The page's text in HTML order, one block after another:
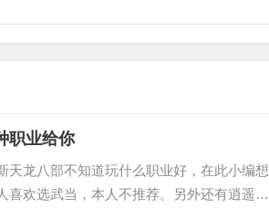
职业给你
天龙八部不知道玩什么职业好，在此小编想
欢选武当，本人不推荐。另外还有逍遥跟